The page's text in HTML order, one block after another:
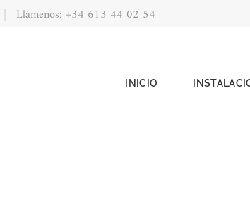
Llámenos: +34 613 44 02 54
INICIO